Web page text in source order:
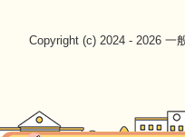
Copyright (c) 2024 - 2026 一